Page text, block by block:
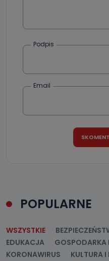
Podpis
Email
POPULARNE
WSZYSTKIE
EDUKACJA
GOSPODARKA
KORONAWIRUS
KULTURA